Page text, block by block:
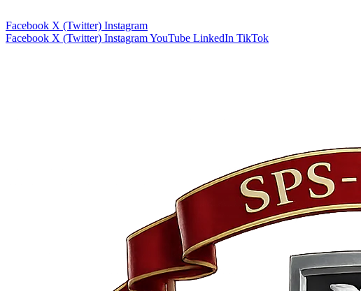
Facebook X (Twitter) Instagram
Facebook X (Twitter) InstagramYouTube LinkedIn TikTok